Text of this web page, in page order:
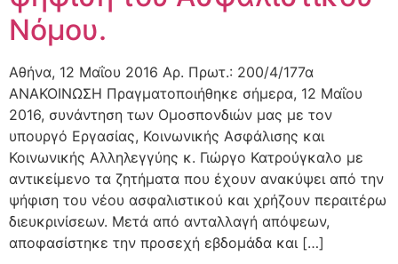
Νόμου.
Αθήνα, 12 Μαΐου 2016 Αρ. Πρωτ.: 200/4/177α
ΑΝΑΚΟΙΝΩΣΗ Πραγματοποιήθηκε σήμερα, 12 Μαΐου
2016, συνάντηση των Ομοσπονδιών μας με τον
υπουργό Εργασίας, Κοινωνικής Ασφάλισης και
Κοινωνικής Αλληλεγγύης κ. Γιώργο Κατρούγκαλο με
αντικείμενο τα ζητήματα που έχουν ανακύψει από την
ψήφιση του νέου ασφαλιστικού και χρήζουν περαιτέρω
διευκρινίσεων. Μετά από ανταλλαγή απόψεων,
αποφασίστηκε την προσεχή εβδομάδα και […]